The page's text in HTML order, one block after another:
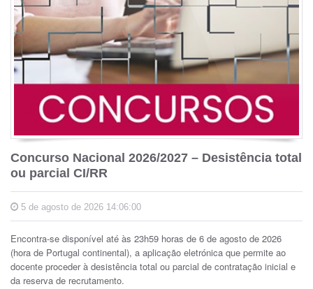
Concurso Nacional 2026/2027 – Desistência total
ou parcial CI/RR
5 de agosto de 2026 14:06:00
Encontra-se disponível até às 23h59 horas de 6 de agosto de 2026
(hora de Portugal continental), a aplicação eletrónica que permite ao
docente proceder à desistência total ou parcial de contratação inicial e
da reserva de recrutamento.